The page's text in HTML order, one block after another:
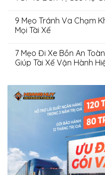
9 Mẹo Tránh Va Chạm
Mọi Tài Xế
7 Mẹo Đi Xe Bồn An
Giúp Tài Xế Vận Hành